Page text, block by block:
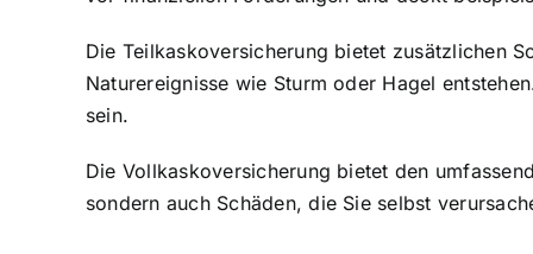
Die Teilkaskoversicherung bietet zusätzlichen
Naturereignisse wie Sturm oder Hagel
sein.
Die Vollkaskoversicherung bietet den
sondern auch Schäden, die Sie selbst